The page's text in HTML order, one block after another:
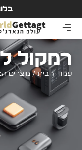
רמקול
עמוד הבית/ מוצרים